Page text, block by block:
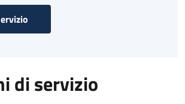
di servizio